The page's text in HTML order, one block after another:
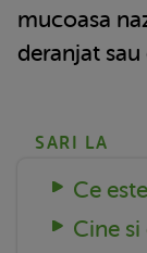
mucoasa
deranjat
SARI LA
Ce
Cine